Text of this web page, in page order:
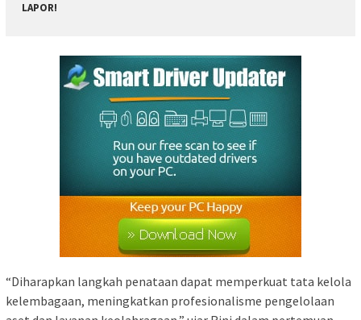
LAPOR!
“Diharapkan langkah penataan dapat memperkuat tata kelola
kelembagaan, meningkatkan profesionalisme pengelolaan